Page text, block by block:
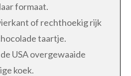
formaat.
of rechthoekig rijk
taartje.
USA overgewaaide
koek.